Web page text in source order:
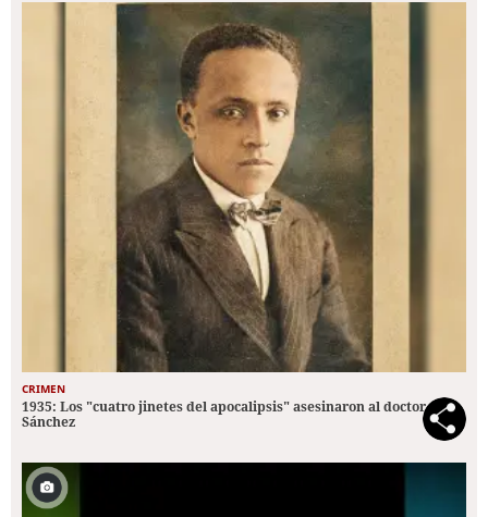
CRIMEN
1935: Los "cuatro jinetes del apocalipsis" asesinaron al doctor
Sánchez